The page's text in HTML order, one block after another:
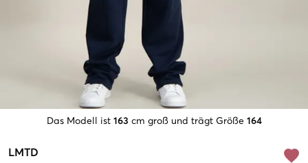
Das Modell ist 163 cm groß und trägt Größe 164
LMTD